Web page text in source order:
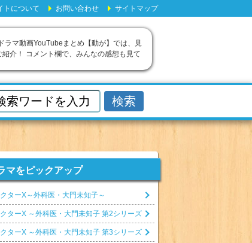
ラマ動画YouTubeまとめ【動が】では、見
介！ コメント欄で、みんなの感想も見て
マをピックアップ
クターX～外科医・大門未知子～
クターX ～外科医・大門未知子 第2シリーズ
クターX ～外科医・大門未知子 第3シリーズ
トについて お問い合わせ サイトマップ